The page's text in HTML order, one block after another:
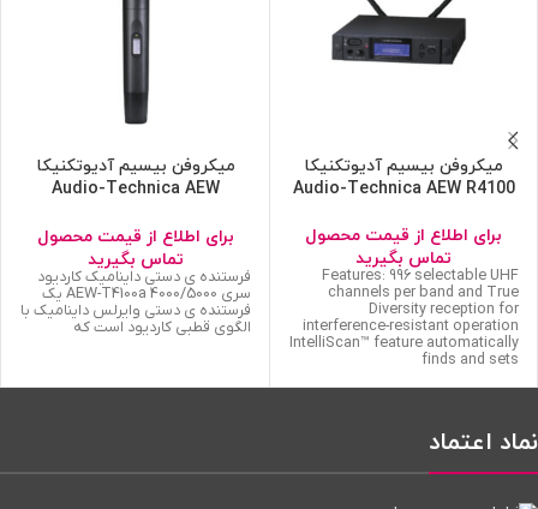
میکروفن بیسیم آدیوتکنیکا
Audio-Technica AEW R4100
برای اطلاع از قیمت محصول
تماس بگیرید
Features: 996 selectable UHF
channels per band and True
Diversity reception for
interference-resistant operation
IntelliScan™ feature automatically
finds and sets
میکروفن بیسیم آدیوتکنیکا
Audio-Technica AEW
برای اطلاع از قیمت محصول
تماس بگیرید
فرستنده ی دستی داینامیک کاردیود
سری 4000/5000 AEW-T4100a یک
فرستنده ی دستی وایرلس داینامیک با
الگوی قطبی کاردیود است که
نماد اعتماد